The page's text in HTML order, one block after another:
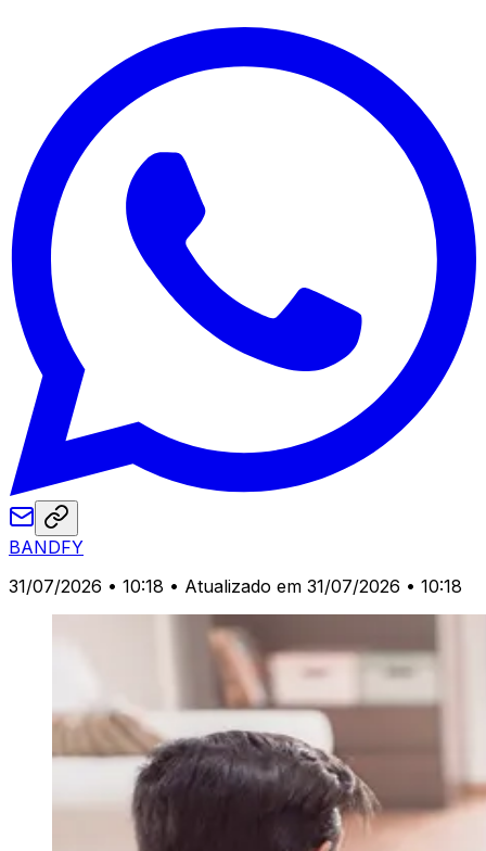
BANDFY
31/07/2026 • 10:18 • Atualizado em 31/07/2026 • 10:18